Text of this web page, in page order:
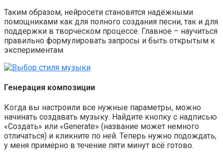
Таким образом, нейросети становятся надёжными
помощниками как для полного создания песни, так и для
поддержки в творческом процессе. Главное – научиться
правильно формулировать запросы и быть открытым к
экспериментам.
Генерация композиции
Когда вы настроили все нужные параметры, можно
начинать создавать музыку. Найдите кнопку с надписью
«Создать» или «Generate» (название может немного
отличаться) и кликните по ней. Теперь нужно подождать,
у меня примерно в течение пяти минут всё готово.